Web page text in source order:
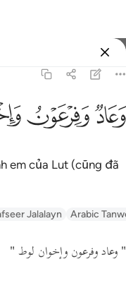
ﲳﲴ
em của Lut (cũng đã
Jalalayn Arabic
" وعاد وفرعون وإخوان لوط "